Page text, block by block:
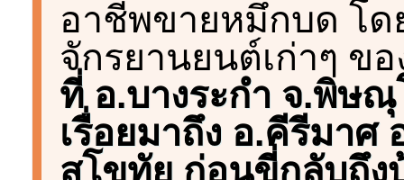
อาชีพขายหมึกบด โด
จักรยานยนต์เก่าๆ ข
ที่ อ.บางระกำ จ.พิษณุ
เรื่อยมาถึง อ.คีรีมาศ
สุโขทัย ก่อนขี่กลับถึง